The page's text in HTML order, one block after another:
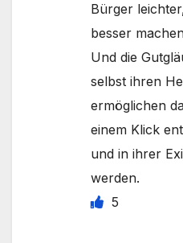
Bürger
besser
Und die
selbst ihren
ermöglichen
einem Klick
und in ihrer
werden.
5